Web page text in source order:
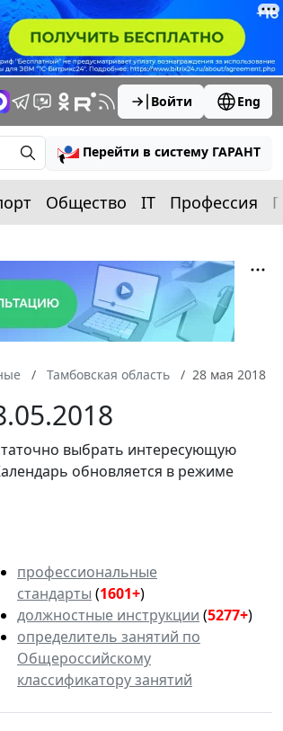
Войти Eng
Перейти в систему ГАРАНТ
Общество IT Профессия
Тамбовская область 28 мая 2018
выбрать интересующую
обновляется в режиме
профессиональные
стандарты (1601+)
должностные инструкции (5277+)
определитель занятий по
Общероссийскому
классификатору занятий